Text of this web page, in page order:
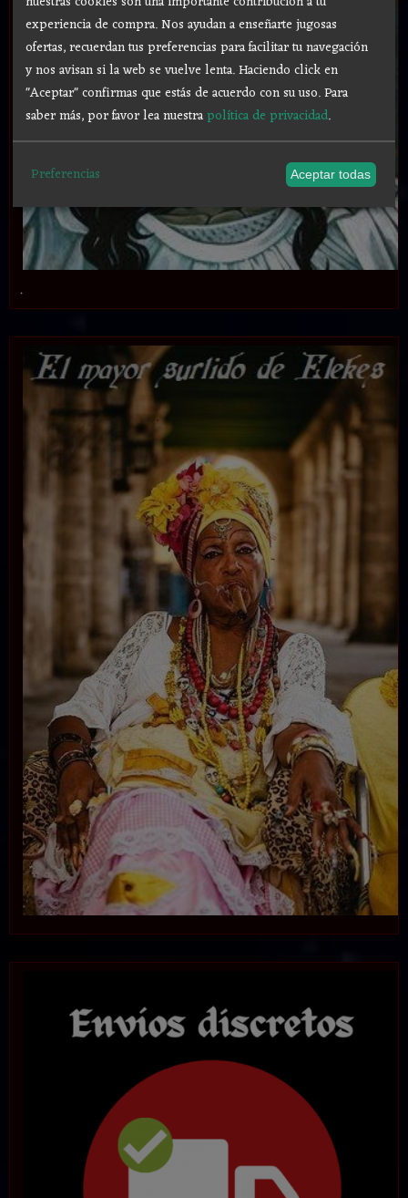
.
experiencia de compra. Nos ayudan a enseñarte jugosas
ofertas, recuerdan tus preferencias para facilitar tu navegación
y nos avisan si la web se vuelve lenta. Haciendo click en
"Aceptar" confirmas que estás de acuerdo con su uso.Para
saber más, por favor lea nuestrapolítica de privacidad.
Preferencias Aceptar todas